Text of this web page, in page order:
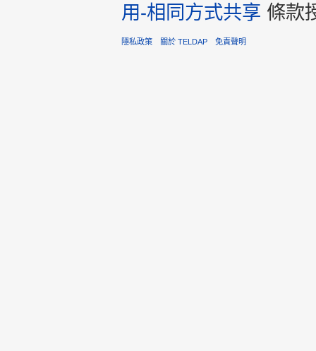
用-相同方式共享 條款
隱私政策 關於 TELDAP 免責聲明